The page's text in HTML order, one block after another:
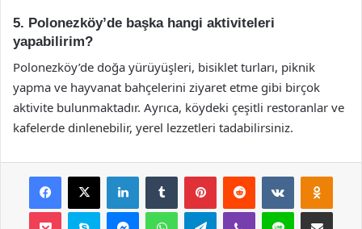
5. Polonezköy’de başka hangi aktiviteleri
yapabilirim?
Polonezköy’de doğa yürüyüşleri, bisiklet turları, piknik
yapma ve hayvanat bahçelerini ziyaret etme gibi birçok
aktivite bulunmaktadır. Ayrıca, köydeki çeşitli restoranlar ve
kafelerde dinlenebilir, yerel lezzetleri tadabilirsiniz.
Facebook
X LinkedInTumblr PinterestReddit VKontakte
Pocket Skype MessengerWhatsAppTelegramViber Line E-Posta ile